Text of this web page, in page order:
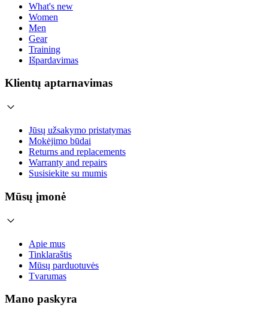
What's new
Women
Men
Gear
Training
Išpardavimas
Klientų aptarnavimas
Jūsų užsakymo pristatymas
Mokėjimo būdai
Returns and replacements
Warranty and repairs
Susisiekite su mumis
Mūsų įmonė
Apie mus
Tinklaraštis
Mūsų parduotuvės
Tvarumas
Mano paskyra